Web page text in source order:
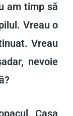
am timp să
Vreau o
Vreau
nevoie
Casa